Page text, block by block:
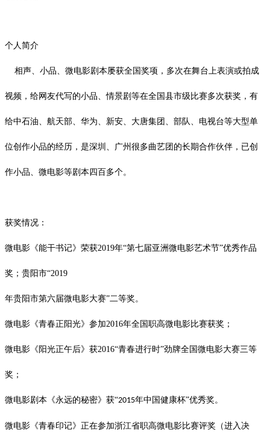
个人简介
相声、小品、微电影剧本屡获全国奖项，多次在舞台上表演或拍成
视频，给网友代写的小品、情景剧等在全国县市级比赛多次获奖，有
给中石油、航天部、华为、新安、大唐集团、部队、电视台等大型单
位创作小品的经历，是深圳、广州很多曲艺团的长期合作伙伴，已创
作小品、微电影等剧本四百多个。
获奖情况：
微电影《能干书记》荣获2019年“第七届亚洲微电影艺术节”优秀作品
奖；贵阳市“2019
年贵阳市第六届微电影大赛”二等奖。
微电影《青春正阳光》参加2016年全国职高微电影比赛获奖；
微电影《阳光正午后》获2016“青春进行时”劲牌全国微电影大赛三等
奖；
微电影剧本《永远的秘密》获“2015年中国健康杯”优秀奖。
微电影《青春印记》正在参加浙江省职高微电影比赛评奖（进入决